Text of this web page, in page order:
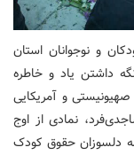
و نوجوانان استان
داشتن یاد و خاطره
و آمریکایی
نمادی از اوج
دلسوزان حقوق کودک